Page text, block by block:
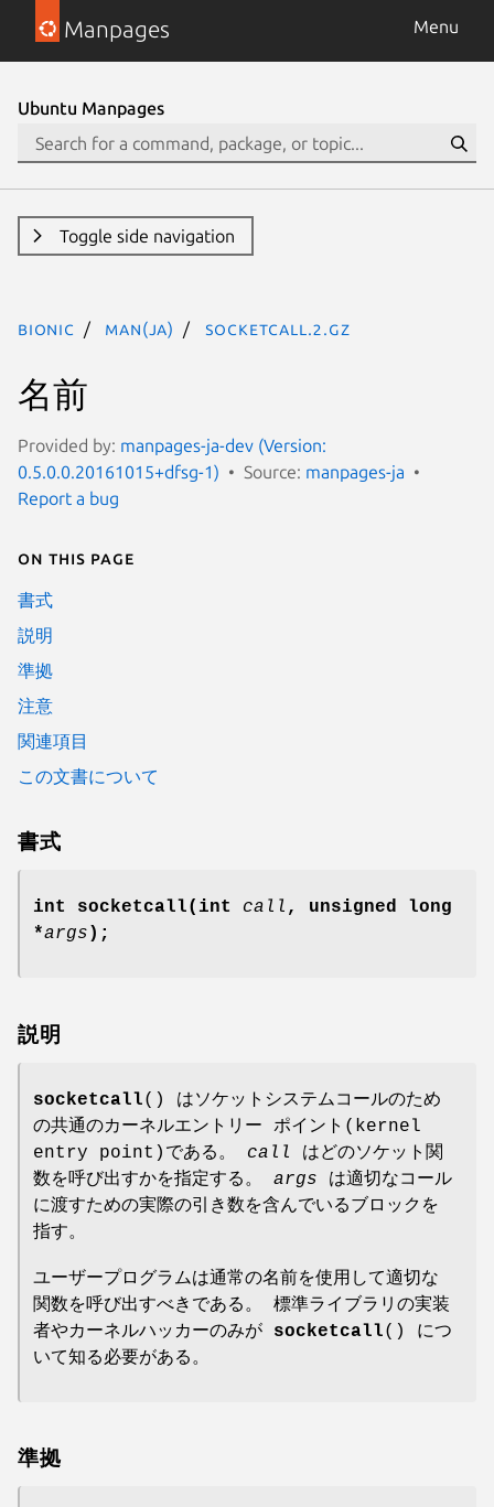
Manpages Menu
Ubuntu Manpages
Toggle side navigation
bionic man(ja) socketcall.2.gz
名前
Provided by: manpages-ja-dev (Version:
0.5.0.0.20161015+dfsg-1)
Source: manpages-ja
Report a bug
On this page
書式
説明
準拠
注意
関連項目
この文書について
書式
int socketcall(int call , unsigned long
*args );
説明
socketcall() はソケットシステムコールのため
の共通のカーネルエントリー ポイント(kernel
entry point)である。 call
はどのソケット関
数を呼び出すかを指定する。 args は適切なコール
に渡すための実際の引き数を含んでいるブロックを
指す。
ユーザープログラムは通常の名前を使用して適切な
関数を呼び出すべきである。 標準ライブラリの実装
者やカーネルハッカーのみが socketcall() につ
いて知る必要がある。
準拠